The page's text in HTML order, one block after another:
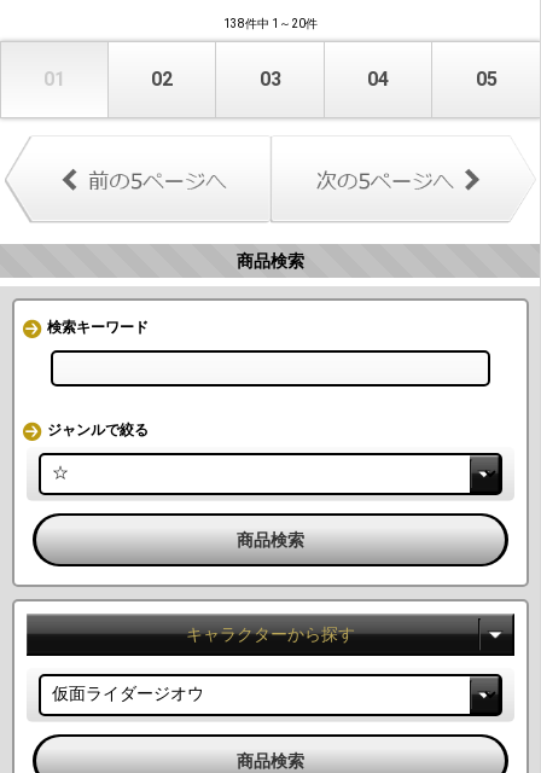
138件中 1～20件
01 02 03 04 05
商品検索
検索キーワード
ジャンルで絞る
キャラクターから探す